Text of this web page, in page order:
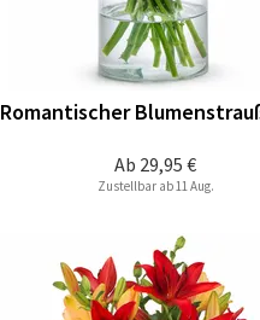
Ab 29,95 €
Romantischer
Zustellbar ab 11 Aug.